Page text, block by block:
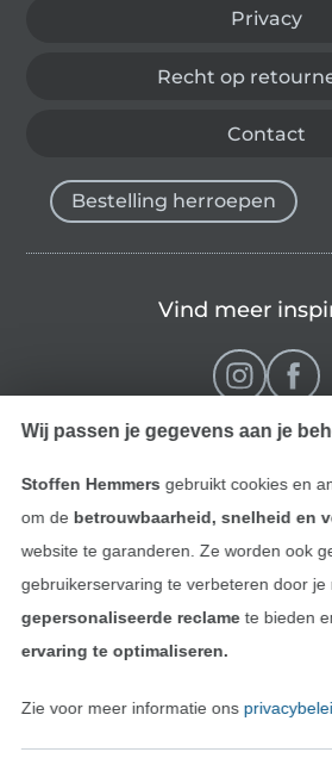
Privacy
Recht op
Contact
Bestelling herroepen
Vind meer
Wissel
Wij passen je gegevens aan je
Stoffen Hemmers gebruikt cookies en
om de betrouwbaarheid, snelheid en
website te garanderen. Ze worden ook
gebruikerservaring te verbeteren door je
gepersonaliseerde reclamete bieden
ervaring te optimaliseren.
Zie voor meer informatie ons